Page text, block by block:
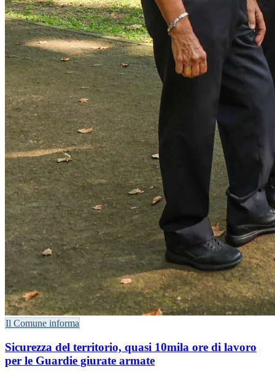
Il Comune informa
Sicurezza del territorio, quasi 10mila ore di lavoro
per le Guardie giurate armate